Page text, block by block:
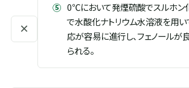
×
⑤ 0℃において発煙硫酸でスルホン
で水酸化ナトリウム水溶液を用
応が容易に進行し、フェノール
られる。